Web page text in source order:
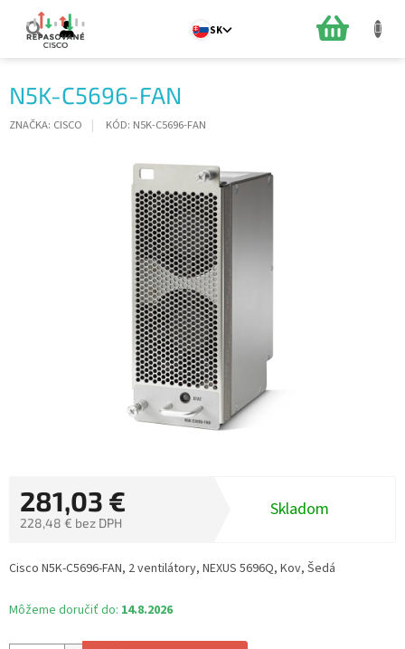
obsah
SK
N5K-C5696-FAN
ZNAČKA: CISCO KÓD: N5K-C5696-FAN
281,03 €
228,48 € bez DPH
cena:
Skladom
Môžeme doručiť do: 14.8.2026
Cisco N5K-C5696-FAN, 2 ventilátory, NEXUS 5696Q, Kov, Šedá